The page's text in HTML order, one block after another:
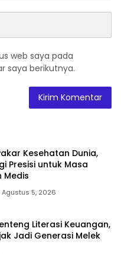
web saya pada
saya berikutnya.
Kesehatan Dunia,
Presisi untuk Masa
Medis
Agustus 5, 2026
Literasi Keuangan,
Jadi Generasi Melek